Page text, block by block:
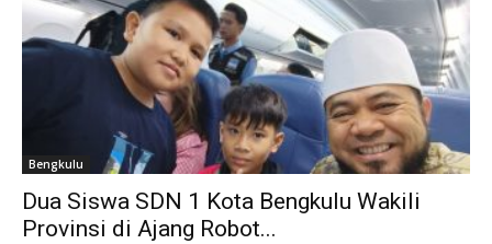
Bengkulu
Dua Siswa SDN 1 Kota Bengkulu Wakili
Provinsi di Ajang Robot...